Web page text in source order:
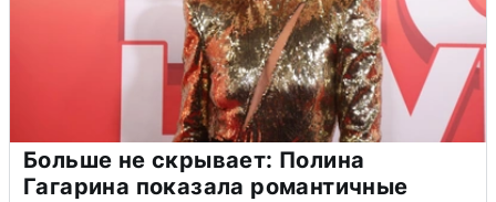
Больше не скрывает: Полина
Гагарина показала романтичные